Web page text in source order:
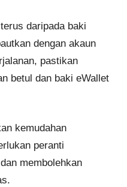
daripada baki
dengan akaun
pastikan
betul dan baki eWallet
kemudahan
peranti
membolehkan